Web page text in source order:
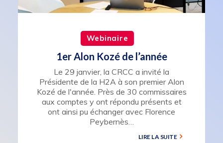
Webinaire
1er Alon Kozé de l’année
Le 29 janvier, la CRCC a invité la
Présidente de la H2A à son premier Alon
Kozé de l'année. Près de 30 commissaires
aux comptes y ont répondu présents et
ont ainsi pu échanger avec Florence
Peybernès…
LIRE LA SUITE